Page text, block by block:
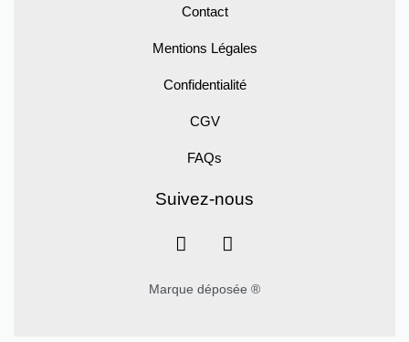
Contact
Mentions Légales
Confidentialité
CGV
FAQs
Suivez-nous
Marque déposée ®